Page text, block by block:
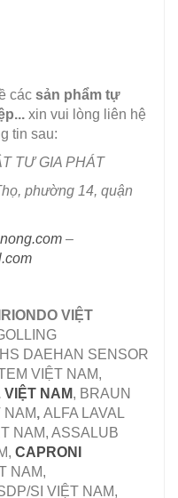
các sản phẩm tự
xin vui lòng liên hệ
tin sau:
TƯ GIA PHÁT
phường 14, quận
–
IRIONDO VIỆT
DAEHAN SENSOR
VIỆT NAM,
NAM, BRAUN
NAM, ALFA LAVAL
NAM, ASSALUB
CAPRONI
NAM,
SI VIỆT NAM,